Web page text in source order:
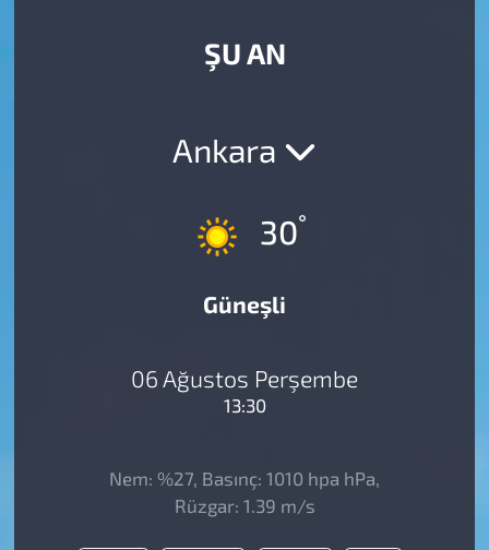
ŞU AN
Ankara
30°
Güneşli
06 Ağustos Perşembe
13:30
Nem: %27, Basınç: 1010 hpa hPa,
Rüzgar: 1.39 m/s